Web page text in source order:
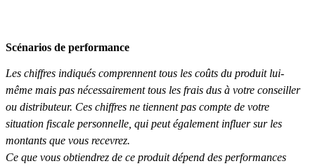
Scénarios de performance
Les chiffres indiqués comprennent tous les coûts du produit lui-
même mais pas nécessairement tous les frais dus à votre conseiller
ou distributeur. Ces chiffres ne tiennent pas compte de votre
situation fiscale personnelle, qui peut également influer sur les
montants que vous recevrez.
Ce que vous obtiendrez de ce produit dépend des performances